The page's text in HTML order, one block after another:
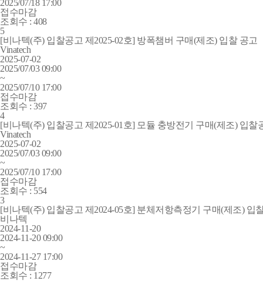
2025/07/18 17:00
접수마감
조회수 : 408
5
[비나텍(주) 입찰공고 제2025-02호] 방폭챔버 구매(제조) 입찰 공고
Vinatech
2025-07-02
2025/07/03 09:00
~
2025/07/10 17:00
접수마감
조회수 : 397
4
[비나텍(주) 입찰공고 제2025-01호] 모듈 충방전기 구매(제조) 입찰
Vinatech
2025-07-02
2025/07/03 09:00
~
2025/07/10 17:00
접수마감
조회수 : 554
3
[비나텍(주) 입찰공고 제2024-05호] 분체저항측정기 구매(제조) 입
비나텍
2024-11-20
2024-11-20 09:00
~
2024-11-27 17:00
접수마감
조회수 : 1277